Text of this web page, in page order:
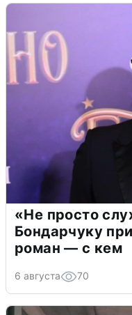
«Не просто
Бондарчуку
роман — с кем
6 августа 70